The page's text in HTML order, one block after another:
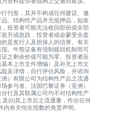
刊发，其并不构成任何建议、邀
。结构性产品并无抵押品，如发
投资者可能无法收回部份或全部
升或急跌，投资者或会蒙受全盘
是发行人及担保人的信誉。有关
。牛熊证备有强制赎回机制而可
之剩余价值可能为零。投资者应
本上市文件增编）及补充上市文
及详情，自行评估风险，并谘询
）有限公司为结构性产品之流通
参与者。法国巴黎证券（亚洲）
行及其联属公司均不对结构性产
及(ii)其上市后之流通量，作出任何
有关恒生指数的免责声明。